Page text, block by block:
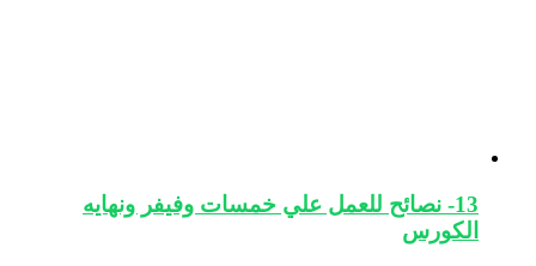
13- نصائح للعمل علي خمسات وفيفر ونهايه
الكورس